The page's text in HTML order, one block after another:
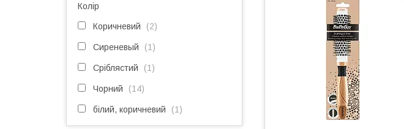
Колір
Коричневий 2
Сиреневый 1
Сріблястий 1
Чорний 14
білий, коричневий 1